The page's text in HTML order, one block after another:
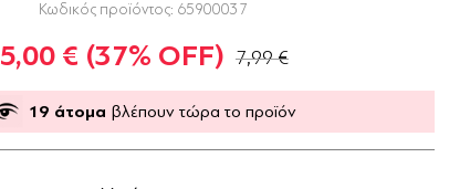
Κωδικός προϊόντος: 65900037
5,00 € (37% OFF) 7,99 €
19 άτομα βλέπουν τώρα το προϊόν